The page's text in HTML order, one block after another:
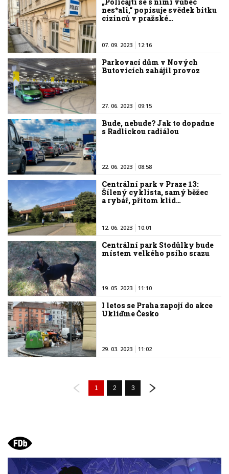
nes*ali,“ popisuje svědek bitku
cizinců v pražské…
07. 09. 2023 12:16
Parkovací dům v Nových
Butovicích zahájil provoz
27. 06. 2023 09:15
Bude, nebude? Jak to dopadne
s Radlickou radiálou
22. 06. 2023 08:58
Centrální park v Praze 13:
Šílený cyklista, samý běžec
a rybář, přitom klid…
12. 06. 2023 10:01
Centrální park Stodůlky bude
místem velkého psího srazu
19. 05. 2023 11:10
I letos se Praha zapojí do akce
Ukliďme Česko
29. 03. 2023 11:02
1 2 3